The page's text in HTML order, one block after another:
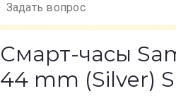
Задать вопрос
Смарт-часы
44 mm (Silver)